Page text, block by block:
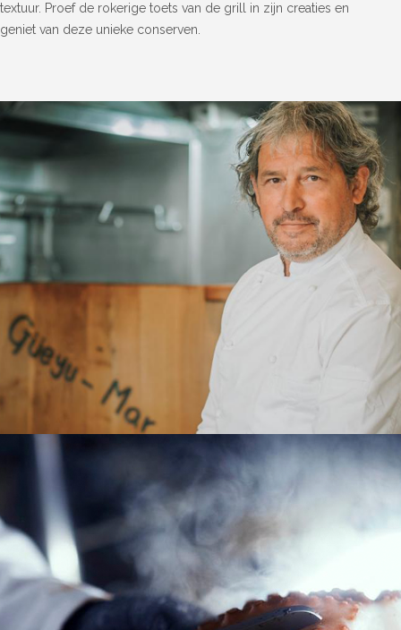
textuur. Proef de rokerige toets van de grill in zijn creaties en
geniet van deze unieke conserven.